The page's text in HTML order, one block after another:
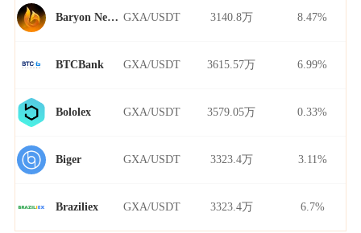
Baryon Network GXA/USDT 3140.8万 8.47%
BTCBank GXA/USDT 3615.57万 6.99%
Bololex GXA/USDT 3579.05万 0.33%
Biger GXA/USDT 3323.4万 3.11%
Braziliex GXA/USDT 3323.4万 6.7%